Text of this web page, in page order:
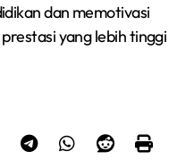
dan memotivasi
yang lebih tinggi